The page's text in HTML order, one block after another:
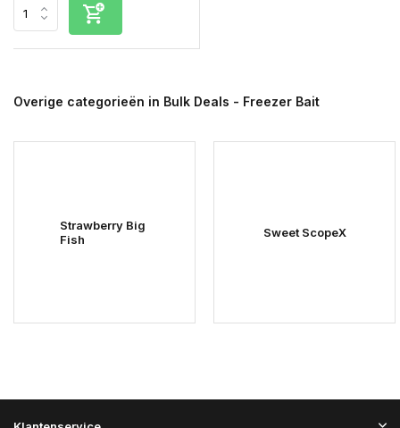
Overige categorieën in Bulk Deals - Freezer Bait
Strawberry Big
Fish
Sweet ScopeX